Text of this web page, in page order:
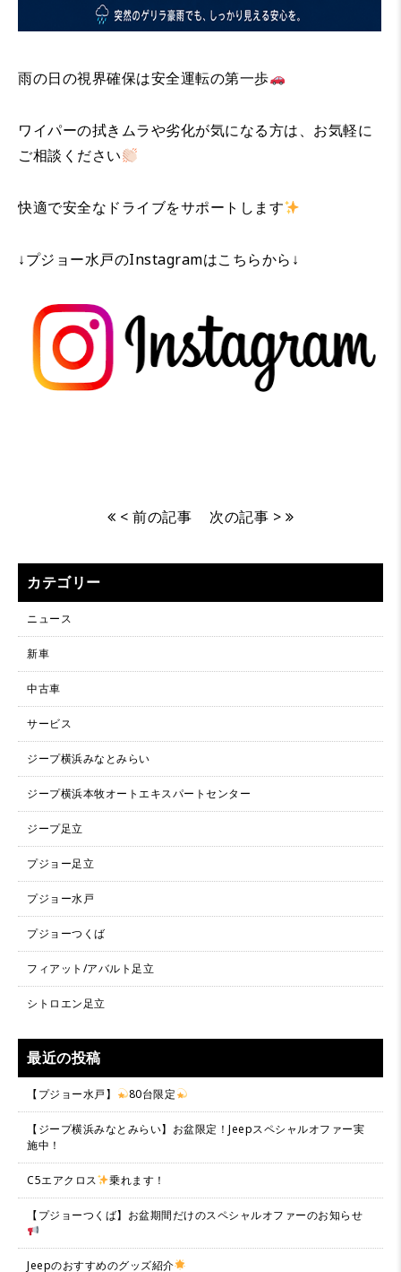
雨の日の視界確保は安全運転の第一歩
ワイパーの拭きムラや劣化が気になる方は、お気軽に
ご相談ください
快適で安全なドライブをサポートします
↓プジョー水戸のInstagramはこちらから↓
< 前の記事 次の記事 >
カテゴリー
ニュース
新車
中古車
サービス
ジープ横浜みなとみらい
ジープ横浜本牧オートエキスパートセンター
ジープ足立
プジョー足立
プジョー水戸
プジョーつくば
フィアット/アバルト足立
シトロエン足立
最近の投稿
【プジョー水戸】 80台限定
【ジープ横浜みなとみらい】お盆限定！Jeepスペシャルオファー実
施中！
C5エアクロス 乗れます！
【プジョーつくば】お盆期間だけのスペシャルオファーのお知らせ
Jeepのおすすめのグッズ紹介